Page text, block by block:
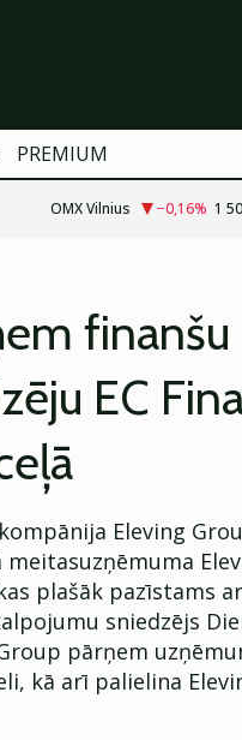
PREMIUM
OMX Vilnius −0,16% 1
finanšu
EC
Eleving
plašāk pazīstams
sniedzējs
pārņem
kā arī palielina